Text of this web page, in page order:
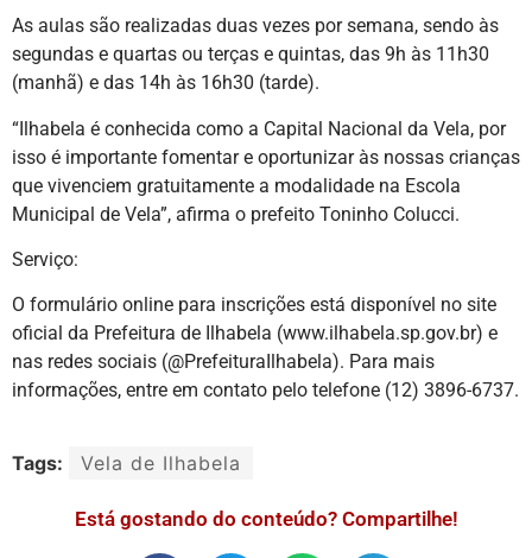
As aulas são realizadas duas vezes por semana, sendo às
segundas e quartas ou terças e quintas, das 9h às 11h30
(manhã) e das 14h às 16h30 (tarde).
“Ilhabela é conhecida como a Capital Nacional da Vela, por
isso é importante fomentar e oportunizar às nossas crianças
que vivenciem gratuitamente a modalidade na Escola
Municipal de Vela”, afirma o prefeito Toninho Colucci.
Serviço:
O formulário online para inscrições está disponível no site
oficial da Prefeitura de Ilhabela (www.ilhabela.sp.gov.br) e
nas redes sociais (@PrefeituraIlhabela). Para mais
informações, entre em contato pelo telefone (12) 3896-6737.
Tags: Vela de Ilhabela
Está gostando do conteúdo? Compartilhe!